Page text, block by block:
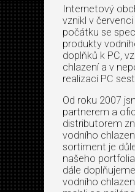
Internetový
vznikl v
počátku se
produkty
doplňků k PC,
chlazení a v
realizací PC
Od roku 2007
partnerem a
distributorem
vodního
sortiment je
našeho
dále
vodního